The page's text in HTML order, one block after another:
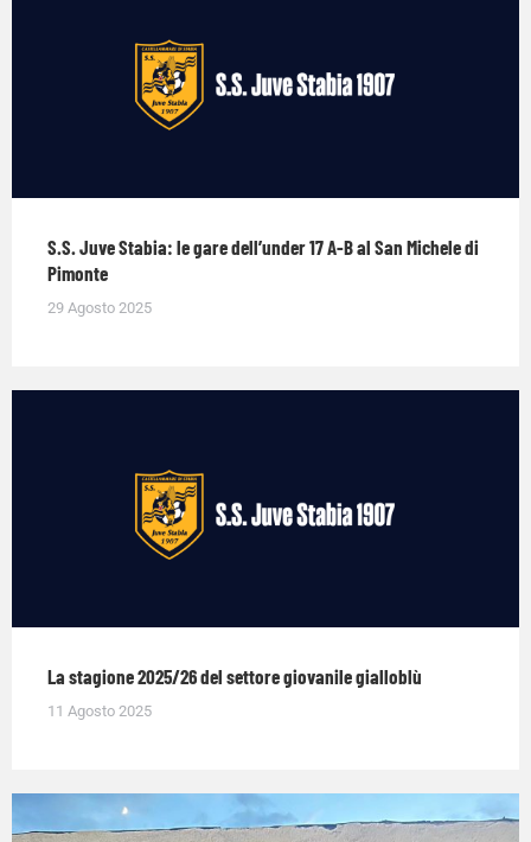
S.S. Juve Stabia: le gare dell’under 17 A-B al San Michele di
Pimonte
29 Agosto 2025
La stagione 2025/26 del settore giovanile gialloblù
11 Agosto 2025